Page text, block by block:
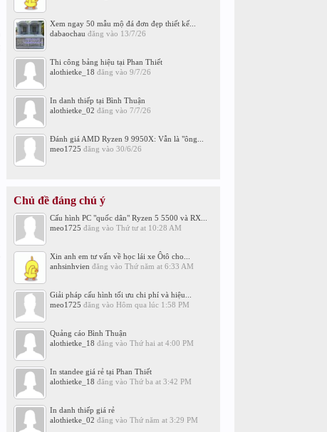
Xem ngay 50 mẫu mộ đá đơn đẹp thiết kế...
dabaochau đăng vào 13/7/26
Thi công bảng hiệu tại Phan Thiết
alothietke_18 đăng vào 9/7/26
In danh thiếp tại Bình Thuận
alothietke_02 đăng vào 7/7/26
Đánh giá AMD Ryzen 9 9950X: Vẫn là "ông...
meo1725 đăng vào 30/6/26
Chủ đề đáng chú ý
Cấu hình PC "quốc dân" Ryzen 5 5500 và RX...
meo1725 đăng vào Thứ tư at 10:28 AM
Xin anh em tư vấn về học lái xe Ôtô cho...
anhsinhvien đăng vào Thứ năm at 6:33 AM
Giải pháp cấu hình tối ưu chi phí và hiệu...
meo1725 đăng vào Hôm qua lúc 1:58 PM
Quảng cáo Bình Thuận
alothietke_18 đăng vào Thứ hai at 4:00 PM
In standee giá rẻ tại Phan Thiết
alothietke_18 đăng vào Thứ ba at 3:42 PM
In danh thiếp giá rẻ
alothietke_02 đăng vào Thứ năm at 3:29 PM